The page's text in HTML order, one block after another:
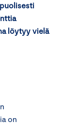
löytyy vielä
on